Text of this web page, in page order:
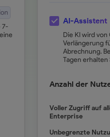
7-
AI-Assistent
Die KI wird
Verlängerung
Abrechnung.
Tagen erhalten
Anzahl der
Voller Zugriff auf
Enterprise
Unbegrenzte